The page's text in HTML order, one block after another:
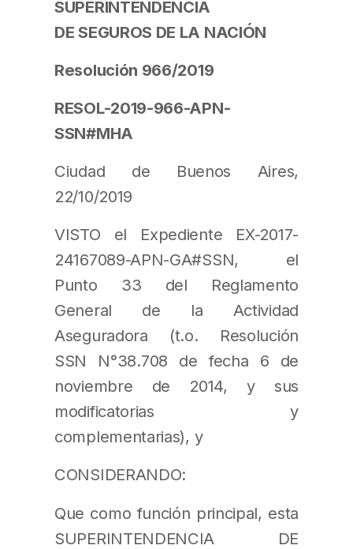
SUPERINTENDENCIA
DE SEGUROS DE LA NACIÓN
Resolución 966/2019
RESOL-2019-966-APN-
SSN#MHA
Ciudad de Buenos Aires,
22/10/2019
VISTO el Expediente EX-2017-
24167089-APN-GA#SSN, el
Punto 33 del Reglamento
General de la Actividad
Aseguradora (t.o. Resolución
SSN N°38.708 de fecha 6 de
noviembre de 2014, y sus
modificatorias y
complementarias), y
CONSIDERANDO:
Que como función principal, esta
SUPERINTENDENCIA DE